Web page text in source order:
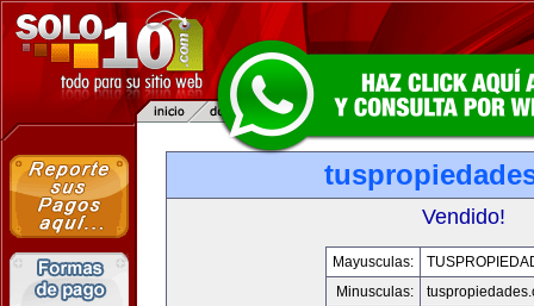
Vendido!
Mayusculas:
Minusculas: